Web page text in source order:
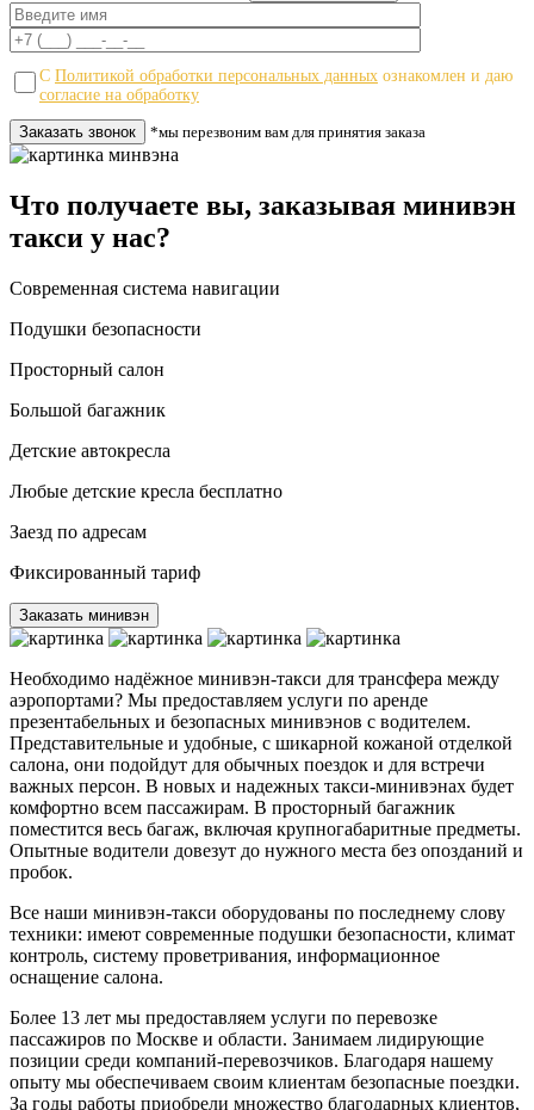
С Политикой обработки персональных данных ознакомлен и даю
согласие на обработку
*мы перезвоним вам для принятия заказа
Что получаете вы, заказывая минивэн
такси у нас?
Современная система навигации
Подушки безопасности
Просторный салон
Большой багажник
Детские автокресла
Любые детские кресла бесплатно
Заезд по адресам
Фиксированный тариф
Заказать минивэн
Необходимо надёжное минивэн-такси для трансфера между
аэропортами? Мы предоставляем услуги по аренде
презентабельных и безопасных минивэнов с водителем.
Представительные и удобные, с шикарной кожаной отделкой
салона, они подойдут для обычных поездок и для встречи
важных персон. В новых и надежных такси-минивэнах будет
комфортно всем пассажирам. В просторный багажник
поместится весь багаж, включая крупногабаритные предметы.
Опытные водители довезут до нужного места без опозданий и
пробок.
Все наши минивэн-такси оборудованы по последнему слову
техники: имеют современные подушки безопасности, климат
контроль, систему проветривания, информационное
оснащение салона.
Более 13 лет мы предоставляем услуги по перевозке
пассажиров по Москве и области. Занимаем лидирующие
позиции среди компаний-перевозчиков. Благодаря нашему
опыту мы обеспечиваем своим клиентам безопасные поездки.
За годы работы приобрели множество благодарных клиентов,